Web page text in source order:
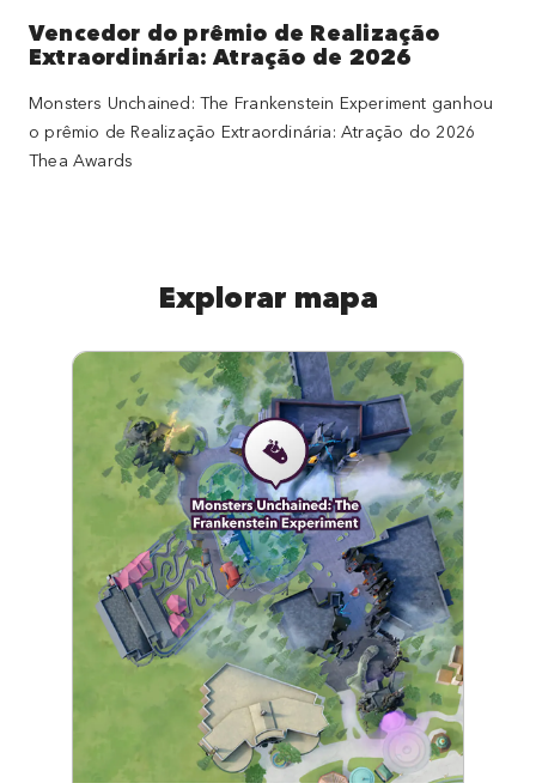
Vencedor do prêmio de Realização
Extraordinária: Atração de 2026
Monsters Unchained: The Frankenstein Experiment ganhou
o prêmio de Realização Extraordinária: Atração do 2026
Thea Awards
Explorar mapa